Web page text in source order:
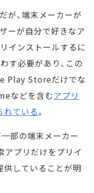
、端末メーカーが
ーが自分で好きなア
インストールするに
す必要があり、この
Play Storeだけでな
などを含むアプリ
れている。
部の端末メーカー
アプリだけをプリイ
供していることが明